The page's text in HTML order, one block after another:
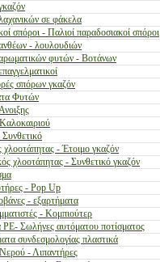
σε φάκελα
σπόροι - Παλιοί παραδοσιακοί σπόροι
- λουλουδιών
φυτών - Βοτάνων
σπόρων γκαζόν
Φυτών
χλοοτάπητας - Έτοιμο γκαζόν
χλοοτάπητας - Συνθετικό γκαζόν
- Pop Up
- εξαρτήματα
- Κομπιούτερ
PE- Σωλήνες αυτόματου ποτίσματος
συνδεσμολογίας πλαστικά
- Λιπαντήρες